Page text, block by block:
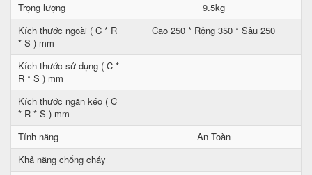
Trọng lượng
9.5kg
Kích thước ngoài ( C * R
* S ) mm
Cao 250 * Rộng 350 * Sâu 250
Kích thước sử dụng ( C *
R * S ) mm
Kích thước ngăn kéo ( C
* R * S ) mm
Tính năng
An Toàn
Khả năng chống cháy